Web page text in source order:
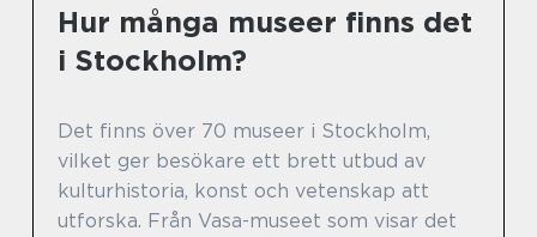
Hur många museer finns det
i Stockholm?
Det finns över 70 museer i Stockholm,
vilket ger besökare ett brett utbud av
kulturhistoria, konst och vetenskap att
utforska. Från Vasa-museet som visar det